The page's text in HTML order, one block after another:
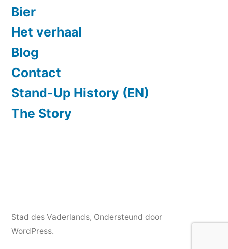
Bier
Het verhaal
Blog
Contact
Stand-Up History (EN)
The Story
Stad des Vaderlands, Ondersteund door
WordPress.